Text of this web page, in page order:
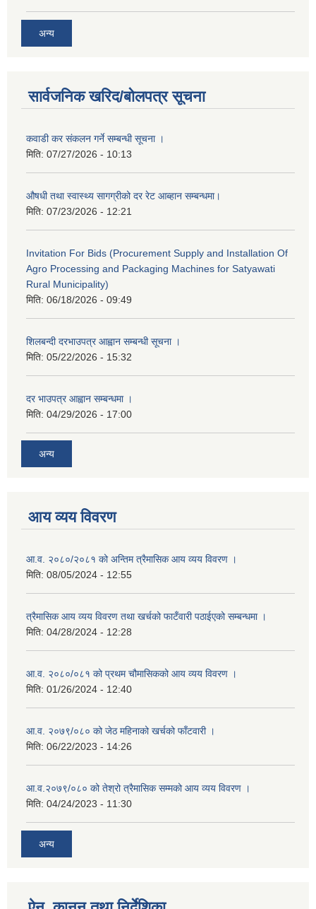
अन्य
सार्वजनिक खरिद/बोलपत्र सूचना
कवाडी कर संकलन गर्ने सम्बन्धी सूचना ।
मिति: 07/27/2026 - 10:13
औषधी तथा स्वास्थ्य सागग्रीको दर रेट आब्हान सम्बन्धमा।
मिति: 07/23/2026 - 12:21
Invitation For Bids (Procurement Supply and Installation Of
Agro Processing and Packaging Machines for Satyawati
Rural Municipality)
मिति: 06/18/2026 - 09:49
शिलबन्दी दरभाउपत्र आह्वान सम्बन्धी सूचना ।
मिति: 05/22/2026 - 15:32
दर भाउपत्र आह्वान सम्बन्धमा ।
मिति: 04/29/2026 - 17:00
अन्य
आय व्यय विवरण
आ.व. २०८०/२०८१ को अन्तिम त्रैमासिक आय व्यय विवरण ।
मिति: 08/05/2024 - 12:55
त्रैमासिक आय व्यय विवरण तथा खर्चको फाटँवारी पठाईएको सम्बन्धमा ।
मिति: 04/28/2024 - 12:28
आ.व. २०८०/०८१ को प्रथम चौमासिकको आय व्यय विवरण ।
मिति: 01/26/2024 - 12:40
आ.व. २०७९/०८० को जेठ महिनाको खर्चको फाँटवारी ।
मिति: 06/22/2023 - 14:26
आ.व.२०७९/०८० को तेश्रो त्रैमासिक सम्मको आय व्यय विवरण ।
मिति: 04/24/2023 - 11:30
अन्य